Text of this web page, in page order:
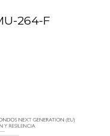
264-F